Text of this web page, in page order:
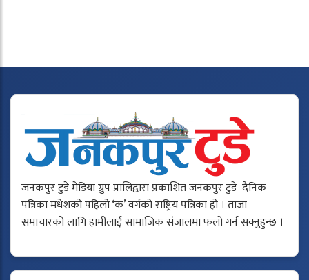
जनकपुर टुडे मेडिया ग्रुप प्रालिद्वारा प्रकाशित जनकपुर टुडे दैनिक
पत्रिका मधेशको पहिलो ‘क’ वर्गको राष्ट्रिय पत्रिका हो । ताजा
समाचारको लागि हामीलाई सामाजिक संजालमा फलो गर्न सक्नुहुन्छ ।